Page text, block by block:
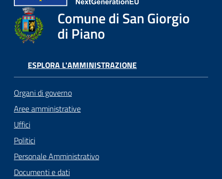
Comune di San Giorgio
di Piano
ESPLORA L'AMMINISTRAZIONE
Organi di governo
Aree amministrative
Uffici
Politici
Personale Amministrativo
Documenti e dati